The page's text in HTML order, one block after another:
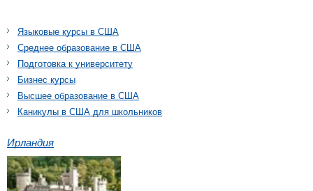
Языковые курсы в США
Среднее образование в США
Подготовка к университету
Бизнес курсы
Высшее образование в США
Каникулы в США для школьников
Ирландия